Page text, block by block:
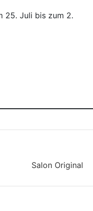
25. Juli bis zum 2.
Salon Original